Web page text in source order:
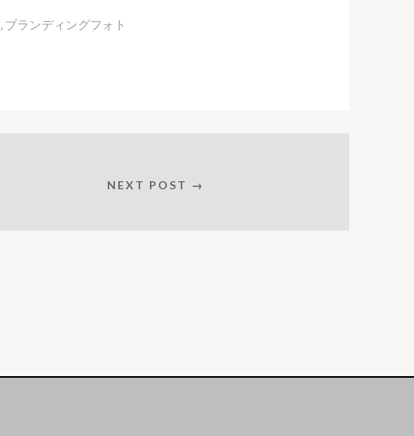
, ブランディングフォト
NEXT POST →